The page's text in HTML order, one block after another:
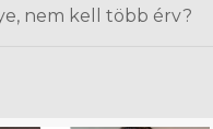
nem kell több érv?